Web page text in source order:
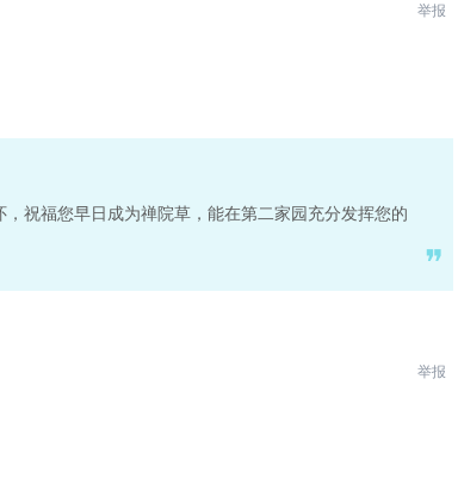
举报
祝福您早日成为禅院草，能在第二家园充分发挥您的
举报